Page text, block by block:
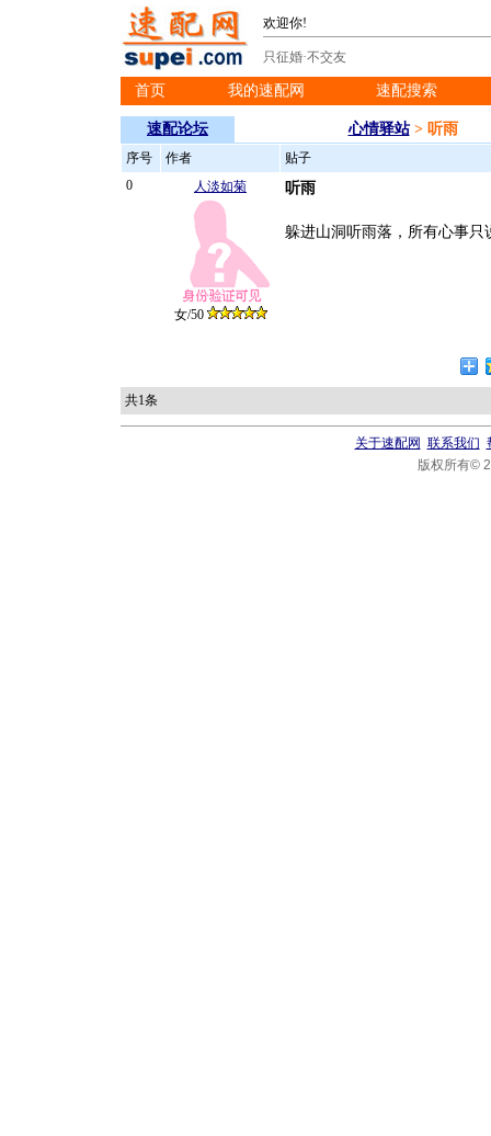
欢迎你!
只征婚·不交友
首页 我的速配网 速配搜索
速配论坛 心情驿站> 听雨
序号 作者
贴子
0
人淡如菊
女/50
听雨
躲进山洞听雨落，所有心事
共1条
关于速配网 联系我们
版权所有©